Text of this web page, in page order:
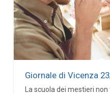
Giornale di Vicenza
La scuola dei mestieri